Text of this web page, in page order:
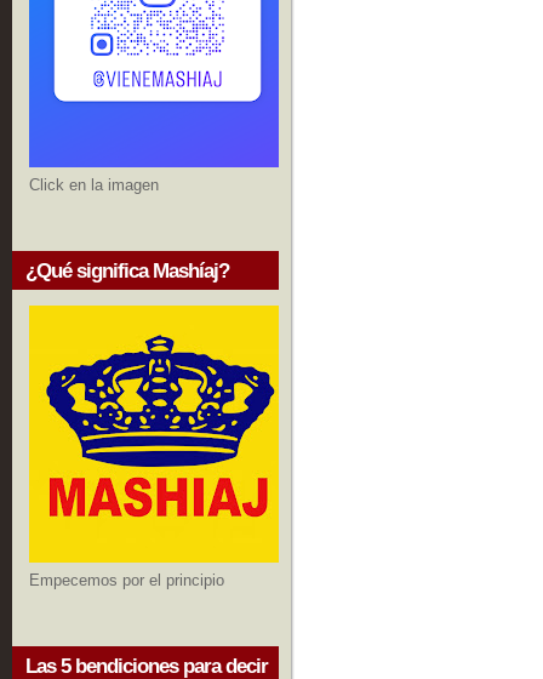
Click en la imagen
¿Qué significa Mashíaj?
Empecemos por el principio
Las 5 bendiciones para decir